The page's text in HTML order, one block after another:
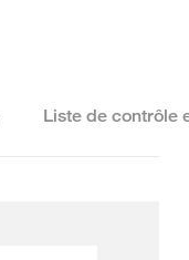
Liste de contrôle